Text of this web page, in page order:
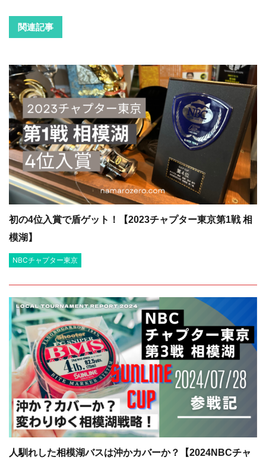
関連記事
初の4位入賞で盾ゲット！【2023チャプター東京第1戦 相
模湖】
NBCチャプター東京
人馴れした相模湖バスは沖かカバーか？【2024NBCチャ